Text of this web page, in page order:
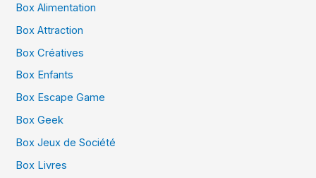
sites
torrent
Box Alimentation
Box Attraction
Box Créatives
Box Enfants
Box Escape Game
Box Geek
Box Jeux de Société
Box Livres